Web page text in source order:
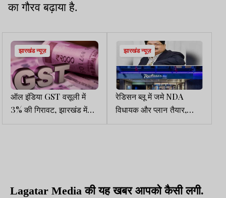
का गौरव बढ़ाया है.
झारखंड न्यूज़
ऑल इंडिया GST वसूली में
3% की गिरावट, झारखंड में
ग्रोथ रेट शून्य
झारखंड न्यूज़
रेडिसन ब्लू में जमे NDA
विधायक और प्लान तैयार,
कांग्रेस परेशान
Lagatar Media की यह खबर आपको कैसी लगी.